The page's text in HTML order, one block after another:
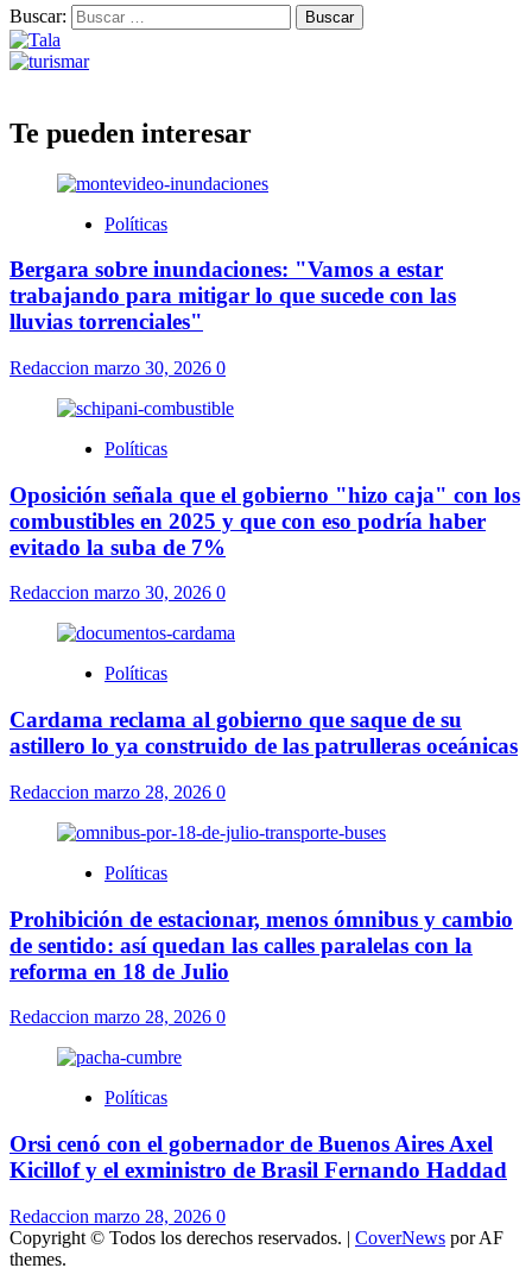
Buscar:
Te pueden interesar
Políticas
Bergara sobre inundaciones: "Vamos a estar
trabajando para mitigar lo que sucede con las
lluvias torrenciales"
Redaccion marzo 30, 2026 0
Políticas
Oposición señala que el gobierno "hizo caja" con los
combustibles en 2025 y que con eso podría haber
evitado la suba de 7%
Redaccion marzo 30, 2026 0
Políticas
Cardama reclama al gobierno que saque de su
astillero lo ya construido de las patrulleras oceánicas
Redaccion marzo 28, 2026 0
Políticas
Prohibición de estacionar, menos ómnibus y cambio
de sentido: así quedan las calles paralelas con la
reforma en 18 de Julio
Redaccion marzo 28, 2026 0
Políticas
Orsi cenó con el gobernador de Buenos Aires Axel
Kicillof y el exministro de Brasil Fernando Haddad
Redaccion marzo 28, 2026 0
Copyright © Todos los derechos reservados. | CoverNews por AF
themes.